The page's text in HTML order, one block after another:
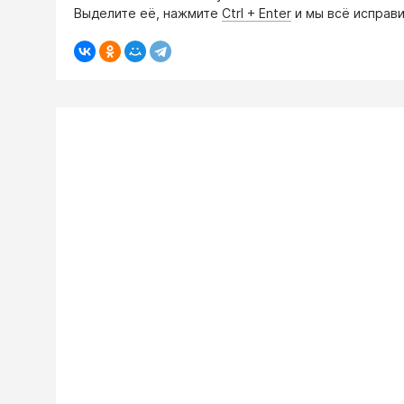
Выделите её, нажмите Ctrl + Enter и мы всё